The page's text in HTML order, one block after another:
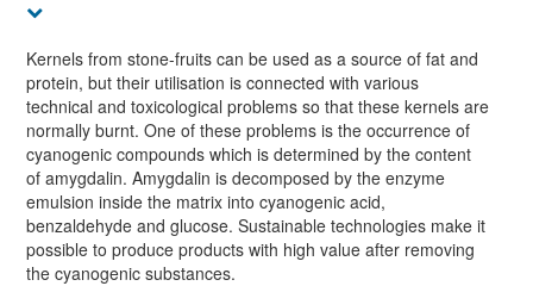
Kernels from stone-fruits can be used as a source of fat and
protein, but their utilisation is connected with various
technical and toxicological problems so that these kernels are
normally burnt. One of these problems is the occurrence of
cyanogenic compounds which is determined by the content
of amygdalin. Amygdalin is decomposed by the enzyme
emulsion inside the matrix into cyanogenic acid,
benzaldehyde and glucose. Sustainable technologies make it
possible to produce products with high value after removing
the cyanogenic substances.